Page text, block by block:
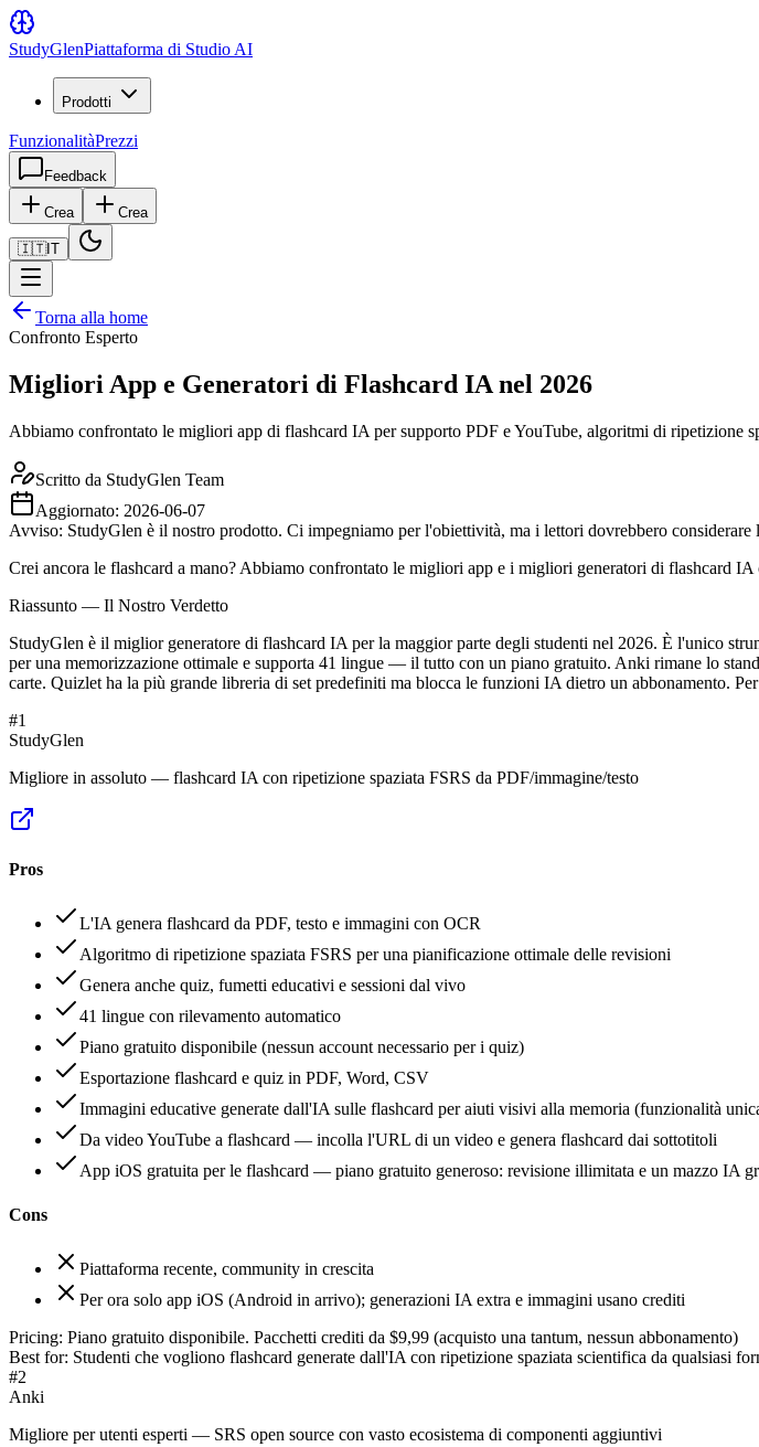
StudyGlenPiattaforma di Studio AI
Prodotti
FunzionalitàPrezzi
Feedback
Crea Crea
🇮🇹IT
Torna alla home
Confronto Esperto
Migliori App e Generatori di Flashcard IA nel 2026
Abbiamo confrontato le migliori app di flashcard IA per supporto PDF e YouTube, algoritmi di ripetizione
Scritto da StudyGlen Team
Aggiornato: 2026-06-07
Avviso: StudyGlen è il nostro prodotto. Ci impegniamo per l'obiettività, ma i lettori dovrebbero
Crei ancora le flashcard a mano? Abbiamo confrontato le migliori app e i migliori generatori di flashcard
Riassunto — Il Nostro Verdetto
StudyGlen è il miglior generatore di flashcard IA per la maggior parte degli studenti nel 2026. È l'unico
per una memorizzazione ottimale e supporta 41 lingue — il tutto con un piano gratuito. Anki rimane lo
carte. Quizlet ha la più grande libreria di set predefiniti ma blocca le funzioni IA dietro un abbonamento.
#1
StudyGlen
Migliore in assoluto — flashcard IA con ripetizione spaziata FSRS da PDF/immagine/testo
Pros
L'IA genera flashcard da PDF, testo e immagini con OCR
Algoritmo di ripetizione spaziata FSRS per una pianificazione ottimale delle revisioni
Genera anche quiz, fumetti educativi e sessioni dal vivo
41 lingue con rilevamento automatico
Piano gratuito disponibile (nessun account necessario per i quiz)
Esportazione flashcard e quiz in PDF, Word, CSV
Immagini educative generate dall'IA sulle flashcard per aiuti visivi alla memoria (funzionalità
Da video YouTube a flashcard — incolla l'URL di un video e genera flashcard dai sottotitoli
App iOS gratuita per le flashcard — piano gratuito generoso: revisione illimitata e un mazzo IA
Cons
Piattaforma recente, community in crescita
Per ora solo app iOS (Android in arrivo); generazioni IA extra e immagini usano crediti
Pricing: Piano gratuito disponibile. Pacchetti crediti da $9,99 (acquisto una tantum, nessun abbonamento)
Best for: Studenti che vogliono flashcard generate dall'IA con ripetizione spaziata scientifica da qualsiasi
#2
Anki
Migliore per utenti esperti — SRS open source con vasto ecosistema di componenti aggiuntivi